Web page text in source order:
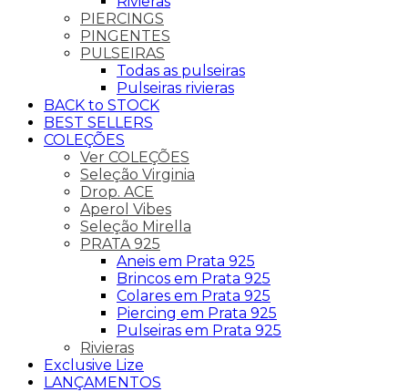
PIERCINGS
PINGENTES
PULSEIRAS
Todas as pulseiras
Pulseiras rivieras
BACK to STOCK
BEST SELLERS
COLEÇÕES
Ver COLEÇÕES
Seleção Virginia
Drop. ACE
Aperol Vibes
Seleção Mirella
PRATA 925
Aneis em Prata 925
Brincos em Prata 925
Colares em Prata 925
Piercing em Prata 925
Pulseiras em Prata 925
Rivieras
Exclusive Lize
LANÇAMENTOS